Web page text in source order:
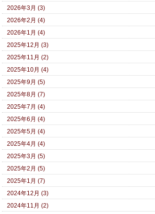
2026年3月 (3)
2026年2月 (4)
2026年1月 (4)
2025年12月 (3)
2025年11月 (2)
2025年10月 (4)
2025年9月 (5)
2025年8月 (7)
2025年7月 (4)
2025年6月 (4)
2025年5月 (4)
2025年4月 (4)
2025年3月 (5)
2025年2月 (5)
2025年1月 (7)
2024年12月 (3)
2024年11月 (2)